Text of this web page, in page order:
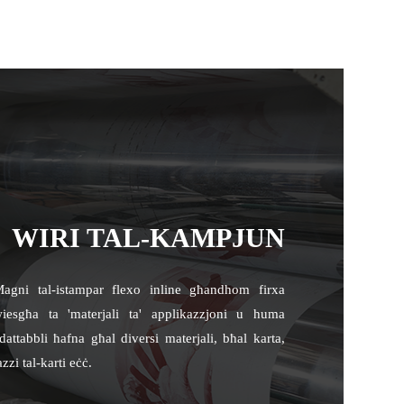
WIRI TAL-KAMPJUN
tal-istampar flexo inline għandhom firxa
ta 'materjali ta' applikazzjoni u huma
ħafna għal diversi materjali, bħal karta,
tal-karti eċċ.